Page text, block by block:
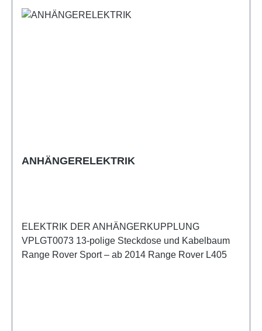
ANHÄNGERELEKTRIK
ELEKTRIK DER ANHÄNGERKUPPLUNG
VPLGT0073 13-polige Steckdose und Kabelbaum
Range Rover Sport – ab 2014 Range Rover L405